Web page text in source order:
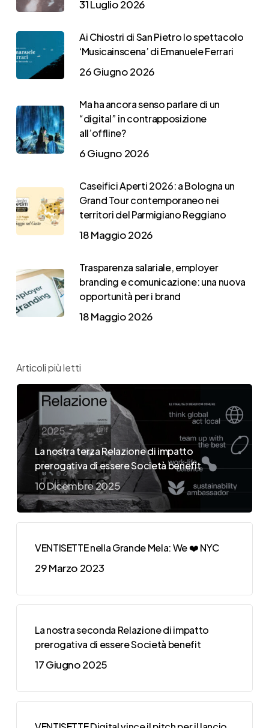
31 Luglio 2026
Ai Chiostri di San Pietro lo spettacolo
‘Musicainscena’ di Emanuele Ferrari
26 Giugno 2026
Ma ha ancora senso parlare di un
“digital” in contrapposizione
all’offline?
6 Giugno 2026
Caseifici Aperti 2026: a Bologna un
Grand Tour contemporaneo nei
territori del Parmigiano Reggiano
18 Maggio 2026
Trasparenza salariale, employer
branding e comunicazione: una nuova
opportunità per i brand
18 Maggio 2026
Articoli più letti
La nostra terza Relazione di impatto
prerogativa di essere Società benefit
10 Dicembre 2025
VENTISETTE nella Grande Mela: We ❤️ NYC
29 Marzo 2023
La nostra seconda Relazione di impatto
prerogativa di essere Società benefit
17 Giugno 2025